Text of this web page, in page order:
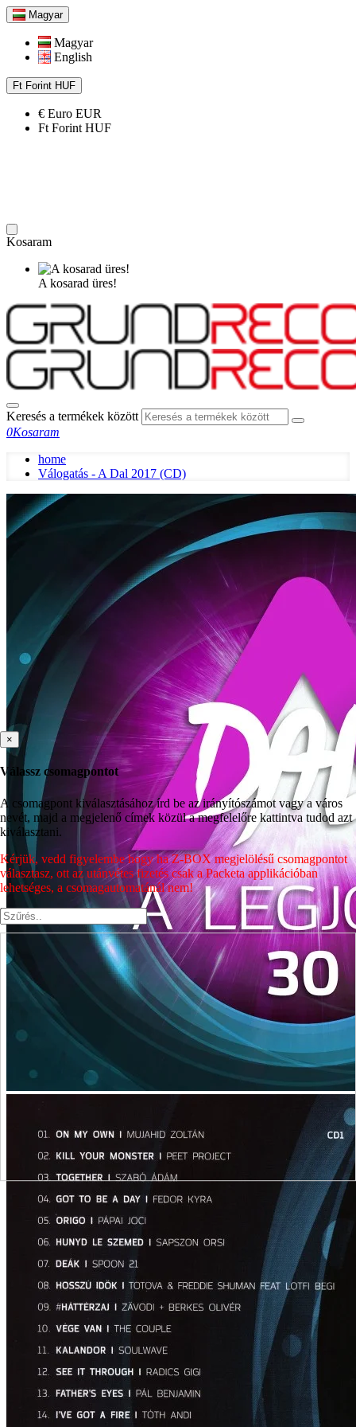
Magyar
Magyar
English
Ft Forint HUF
€ Euro EUR
Ft Forint HUF
Kosaram
A kosarad üres!
Keresés a termékek között
0Kosaram
home
Válogatás - A Dal 2017 (CD)
×
Válassz csomagpontot
A csomagpont kiválasztásához írd be az irányítószámot vagy a város
nevét, majd a megjelenő címek közül a megfelelőre kattintva tudod azt
kiválasztani.
Kérjük, vedd figyelembe hogy ha Z-BOX megjelölésű csomagpontot
választasz, ott az utánvétes fizetés csak a Packeta applikációban
lehetséges, a csomagautomatánál nem!